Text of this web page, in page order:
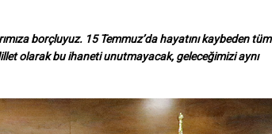
borçluyuz. 15 Temmuz’da hayatını kaybeden tüm
olarak bu ihaneti unutmayacak, geleceğimizi aynı